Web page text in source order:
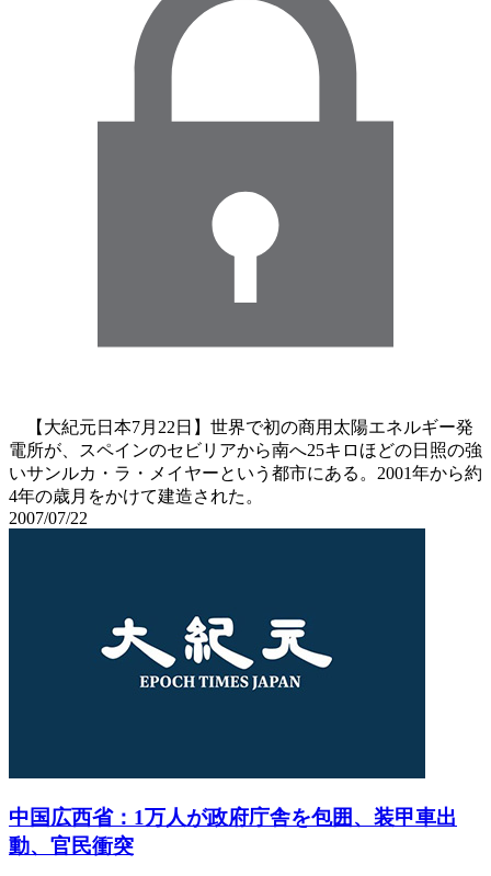
【大紀元日本7月22日】世界で初の商用太陽エネルギー発
電所が、スペインのセビリアから南へ25キロほどの日照の強
いサンルカ・ラ・メイヤーという都市にある。2001年から約
4年の歳月をかけて建造された。
2007/07/22
中国広西省：1万人が政府庁舎を包囲、装甲車出
動、官民衝突